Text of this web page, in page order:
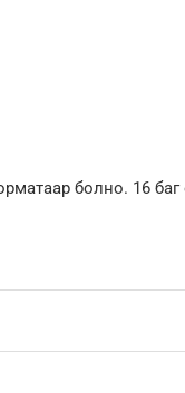
болно. 16